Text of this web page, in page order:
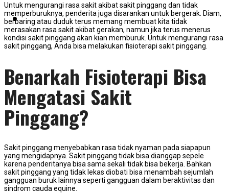
KONTAK KAMI
Untuk mengurangi rasa sakit akibat sakit pinggang dan tidak
memperburuknya, penderita juga disarankan untuk bergerak. Diam,
berbaring atau duduk terus memang membuat kita tidak
merasakan rasa sakit akibat gerakan, namun jika terus menerus
kondisi sakit pinggang akan kian memburuk. Untuk mengurangi rasa
sakit pinggang, Anda bisa melakukan fisioterapi sakit pinggang.
Benarkah Fisioterapi Bisa
Mengatasi Sakit
Pinggang?
Sakit pinggang menyebabkan rasa tidak nyaman pada siapapun
yang mengidapnya. Sakit pinggang tidak bisa dianggap sepele
karena penderitanya bisa sama sekali tidak bisa bekerja. Bahkan
sakit pinggang yang tidak lekas diobati bisa menambah sejumlah
gangguan buruk lainnya seperti gangguan dalam beraktivitas dan
sindrom cauda equine.